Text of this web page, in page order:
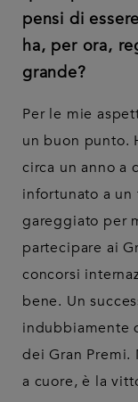
pensi di
ha, per ora,
grande?
Per le mie
un buon punto.
circa un anno a
infortunato a
gareggiato per
partecipare ai
concorsi
bene. Un
indubbiamente
dei Gran Premi.
a cuore, è la